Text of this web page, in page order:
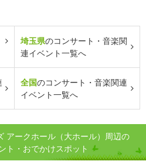
埼玉県のコンサート・音楽関
連イベント一覧へ
全国のコンサート・音楽関連
イベント一覧へ
アークホール（大ホール）周辺の
ト・おでかけスポット